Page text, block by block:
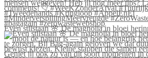
Even stilstaan 🌸 De magnolia in bloei